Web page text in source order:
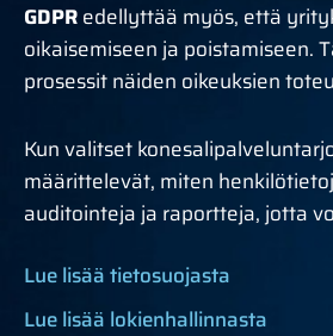
GDPRedellyttää myös, että
oikaisemiseen ja poistamiseen.
prosessit näiden oikeuksien
Kun valitset
määrittelevät, miten
auditointeja ja raportteja, jotta
Lue lisää tietosuojasta
Lue lisää lokienhallinnasta